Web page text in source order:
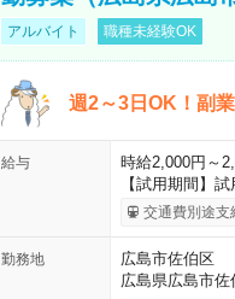
アルバイト 職種未経験OK
週2～3日OK！副
給与
時給2,000円～
【試用期間】
交通費別途支
勤務地
広島市佐伯区
広島県広島市